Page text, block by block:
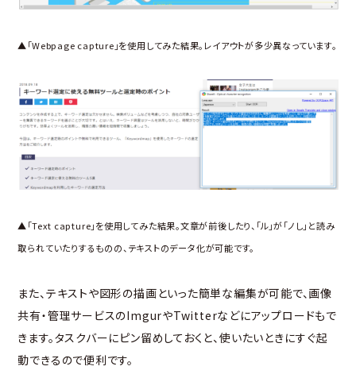
▲「Webpage capture」を使用してみた結果。レイアウトが多少異なっています。
▲「Text capture」を使用してみた結果。文章が前後したり、「ル」が「ノし」と読み
取られていたりするものの、テキストのデータ化が可能です。
また、テキストや図形の描画といった簡単な編集が可能で、画像
共有・管理サービスのImgurやTwitterなどにアップロードもで
きます。タスクバーにピン留めしておくと、使いたいときにすぐ起
動できるので便利です。